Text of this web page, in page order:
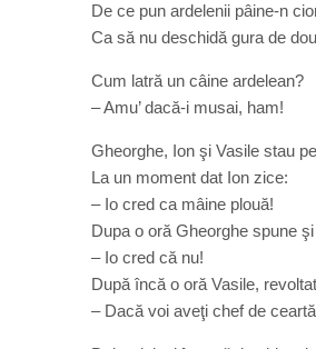
De ce pun ardelenii pâine-n
Ca să nu deschidă gura de
Cum latră un câine ardelean?
– Amu’ dacă-i musai, ham!
Gheorghe, Ion şi Vasile stau
La un moment dat Ion zice:
– Io cred ca mâine plouă!
Dupa o oră Gheorghe spune şi
– Io cred că nu!
După încă o oră Vasile,
– Dacă voi aveţi chef de